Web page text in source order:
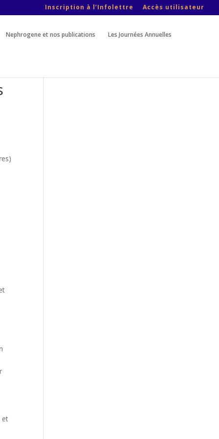
Inscription à l’Infolettre Accès utilisateur
Nephrogene et nos publications Les Journées Annuelles
et